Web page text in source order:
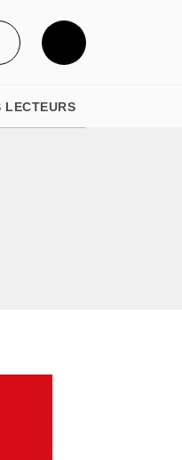
LECTEURS